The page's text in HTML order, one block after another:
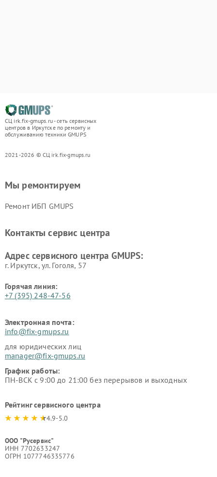
СЦ irk.fix-gmups.ru - сеть сервисных
центров в Иркутске по ремонту и
обслуживанию техники GMUPS
2021-2026 © СЦ irk.fix-gmups.ru
Мы ремонтируем
Ремонт ИБП GMUPS
Контакты сервис центра
Адрес сервисного центра GMUPS:
г. Иркутск, ул. ​Гоголя, 57
Горячая линия:
+7 (395) 248-47-56
Электронная почта:
info@fix-gmups.ru
для юридических лиц
manager@fix-gmups.ru
График работы:
ПН-ВСК с 9:00 до 21:00 без перерывов и выходных
Рейтинг сервисного центра
4.9-5.0
ООО "Русервис"
ИНН 7702633247
ОГРН 1077746335776